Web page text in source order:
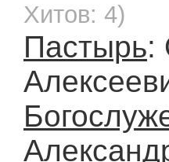
Хитов: 4)
Пастырь: